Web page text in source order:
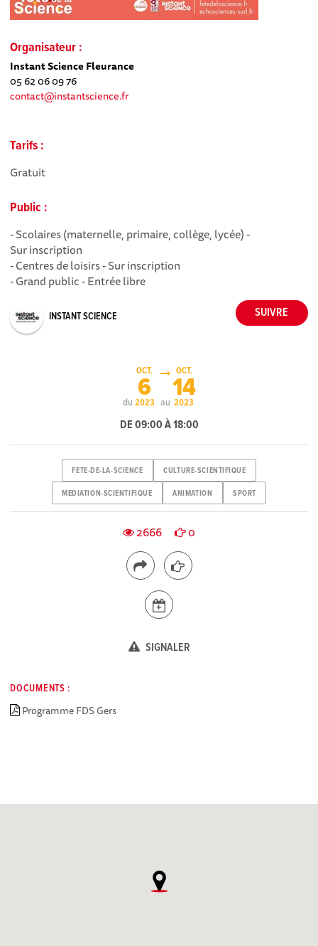
Organisateur :
Instant Science Fleurance
05 62 06 09 76
contact@instantscience.fr
Tarifs :
Gratuit
Public :
- Scolaires (maternelle, primaire, collège, lycée) -
Sur inscription
- Centres de loisirs - Sur inscription
- Grand public - Entrée libre
INSTANT SCIENCE
du
OCT.
6
2023 au
OCT.
14
2023
DE 09:00 À 18:00
FETE-DE-LA-SCIENCE CULTURE-SCIENTIFIQUE
MEDIATION-SCIENTIFIQUE ANIMATION SPORT
2666 0
SIGNALER
DOCUMENTS :
Programme FDS Gers